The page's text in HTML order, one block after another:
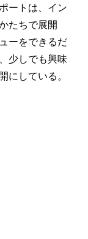
ートは、イン
たちで展開
ーをできるだ
少しでも興味
にしている。